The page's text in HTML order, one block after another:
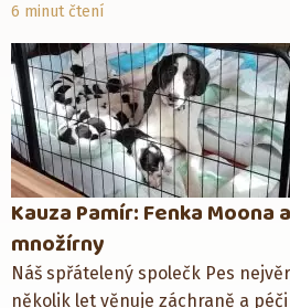
6 minut čtení
Kauza Pamír: Fenka
množírny
Náš spřátelený společk Pes
několik let věnuje záchraně a péči